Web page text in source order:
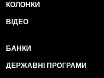
КОЛОНКИ
ВІДЕО
БАНКИ
ДЕРЖАВНІ ПРОГРАМИ